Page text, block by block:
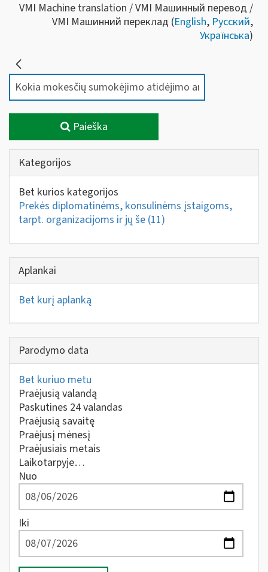
VMI Machine translation / VMI Машинный перевод /
VMI Машинний переклад (English, Русский,
Українська)
Paieška
Kategorijos
Bet kurios kategorijos
Prekės diplomatinėms, konsulinėms įstaigoms,
tarpt. organizacijoms ir jų še (11)
Aplankai
Bet kurį aplanką
Parodymo data
Bet kuriuo metu
Praėjusią valandą
Paskutines 24 valandas
Praėjusią savaitę
Praėjusį mėnesį
Praėjusiais metais
Laikotarpyje…
Nuo
Iki